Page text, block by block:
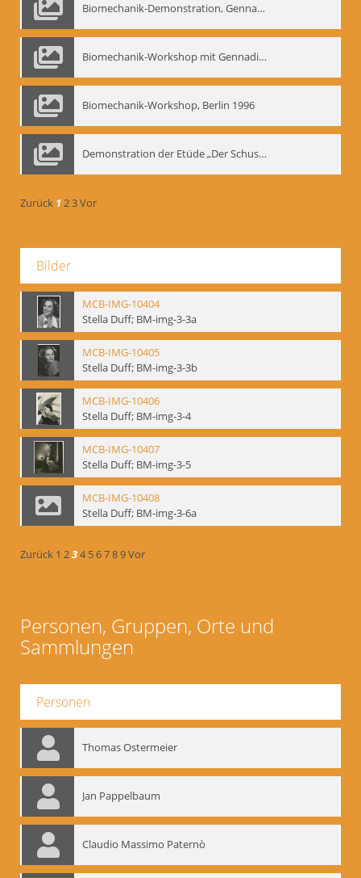
Biomechanik-Demonstration, Gennadij Bogdanow im Berliner Ensemble, 04.10.1991
Biomechanik-Workshop mit Gennadij Nikolajewitsch Bogdanow im Mime Centrum Berlin, 1991
Biomechanik-Workshop, Berlin 1996
Demonstration der Etüde „Der Schuss mit dem Bogen“ durch Gennadij Nikolajewitsch Bogdanow, Berlin 1991
Zurück 123Vor
Bilder
MCB-IMG-10404
Stella Duff; BM-img-3-3a
MCB-IMG-10405
Stella Duff; BM-img-3-3b
MCB-IMG-10406
Stella Duff; BM-img-3-4
MCB-IMG-10407
Stella Duff; BM-img-3-5
MCB-IMG-10408
Stella Duff; BM-img-3-6a
Zurück 1 234 56789Vor
Personen, Gruppen, Orte und
Sammlungen
Personen
Thomas Ostermeier
Jan Pappelbaum
Claudio Massimo Paternò